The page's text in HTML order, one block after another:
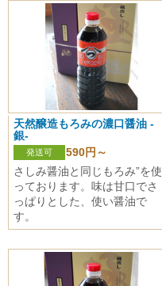
天然醸造もろみの濃口醤油 -
銀-
発送可
590円～
さしみ醤油と同じもろみ”を使
っております。味は甘口でさ
っぱりとした、使い醤油で
す。